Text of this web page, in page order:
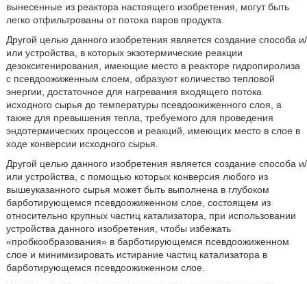
вынесенные из реактора настоящего изобретения, могут быть
легко отфильтрованы от потока паров продукта.
Другой целью данного изобретения является создание способа и/
или устройства, в которых экзотермические реакции
дезоксигенирования, имеющие место в реакторе гидропиролиза
с псевдоожиженным слоем, образуют количество тепловой
энергии, достаточное для нагревания входящего потока
исходного сырья до температуры псевдоожиженного слоя, а
также для превышения тепла, требуемого для проведения
эндотермических процессов и реакций, имеющих место в слое в
ходе конверсии исходного сырья.
Другой целью данного изобретения является создание способа и/
или устройства, с помощью которых конверсия любого из
вышеуказанного сырья может быть выполнена в глубоком
барботирующемся псевдоожиженном слое, состоящем из
относительно крупных частиц катализатора, при использовании
устройства данного изобретения, чтобы избежать
«пробкообразования» в барботирующемся псевдоожиженном
слое и минимизировать истирание частиц катализатора в
барботирующемся псевдоожиженном слое.